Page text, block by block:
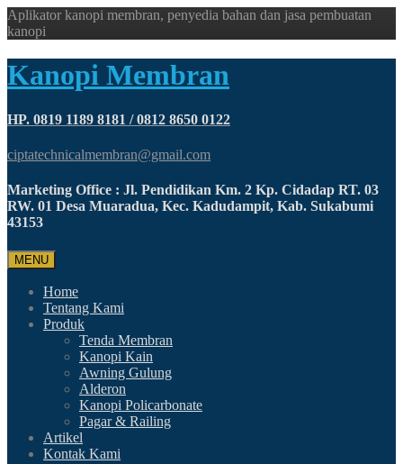
Aplikator kanopi membran, penyedia bahan dan jasa pembuatan
kanopi
Kanopi Membran
HP. 0819 1189 8181 / 0812 8650 0122
ciptatechnicalmembran@gmail.com
Marketing Office : Jl. Pendidikan Km. 2 Kp. Cidadap RT. 03
RW. 01 Desa Muaradua, Kec. Kadudampit, Kab. Sukabumi
43153
MENU
Home
Tentang Kami
Produk
Tenda Membran
Kanopi Kain
Awning Gulung
Alderon
Kanopi Policarbonate
Pagar & Railing
Artikel
Kontak Kami